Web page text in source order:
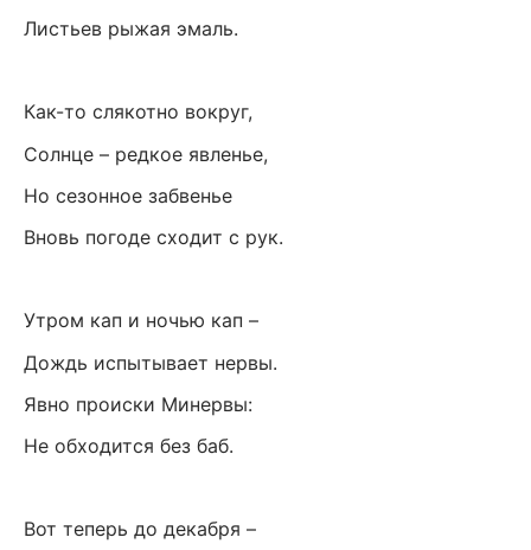
Листьев рыжая эмаль.
Как-то слякотно вокруг,
Солнце – редкое явленье,
Но сезонное забвенье
Вновь погоде сходит с рук.
Утром кап и ночью кап –
Дождь испытывает нервы.
Явно происки Минервы:
Не обходится без баб.
Вот теперь до декабря –